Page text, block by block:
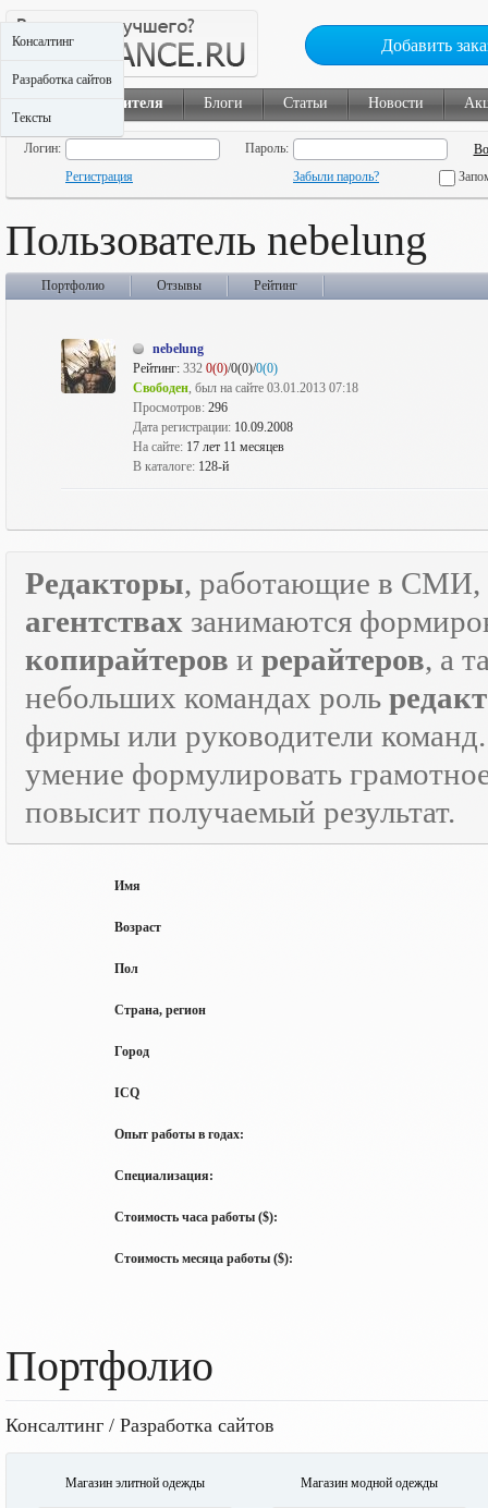
Добавить
Найти исполнителя Блоги Статьи Новости
Логин:
Пароль:
Регистрация
Забыли пароль?
Пользователь nebelung
Портфолио Отзывы Рейтинг
nebelung
Рейтинг: 332 0(0)/0(0)/0(0)
Свободен, был на сайте 03.01.2013 07:18
Просмотров: 296
Дата регистрации: 10.09.2008
На сайте: 17 лет 11 месяцев
В каталоге: 128-й
Редакторы, работающие в СМИ,
агентствах занимаются
копирайтеров и рерайтеров, а
небольших командах роль
фирмы или руководители
умение формулировать
повысит получаемый результат.
Консалтинг
Разработка сайтов
Тексты
Имя
Возраст
Пол
Страна, регион
Город
ICQ
Опыт работы в годах:
Специализация:
Стоимость часа работы ($):
Стоимость месяца работы ($):
Портфолио
Консалтинг / Разработка сайтов
Магазин элитной одежды Магазин модной одежды